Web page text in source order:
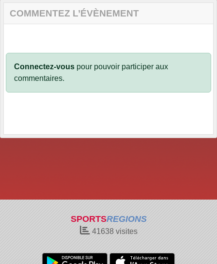
COMMENTEZ L’ÉVÈNEMENT
Connectez-vous pour pouvoir participer aux
commentaires.
SPORTSREGIONS
41638visites